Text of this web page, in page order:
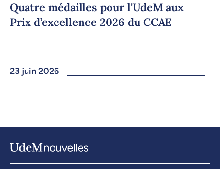
Quatre médailles pour l'UdeM aux
Prix d’excellence 2026 du CCAE
23 juin 2026